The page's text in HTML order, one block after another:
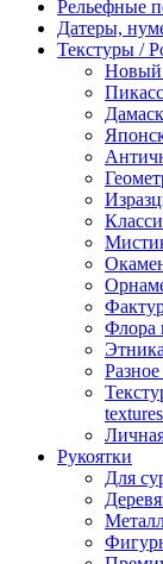
Рельефные
Датеры,
Текстуры /
Новый
Флора
Рукоятки
Для